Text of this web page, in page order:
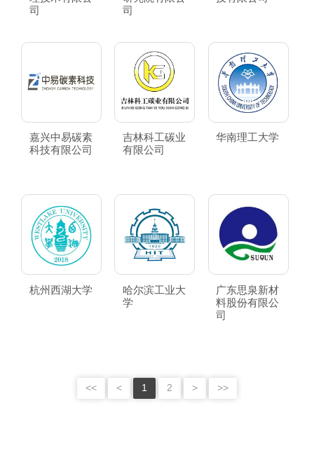
司
司
嘉兴中易碳素
科技有限公司
吉林科工碳业
有限公司
华南理工大学
杭州西湖大学
哈尔滨工业大
学
广东思泉新材
料股份有限公
司
<< < 1 2 > >>